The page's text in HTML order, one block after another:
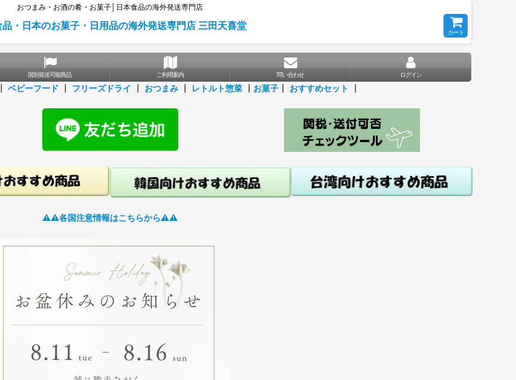
おつまみ・お酒の肴・お菓子│日本食品の海外発送専門店
品・日本のお菓子・日用品の海外発送専門店 三田天喜堂
カート
国別発送可能商品 ご利用案内 問い合わせ ログイン
ベビーフード フリーズドライ おつまみ レトルト惣菜 お菓子 おすすめセット
⚠️⚠️各国注意情報はこちらから⚠️⚠️